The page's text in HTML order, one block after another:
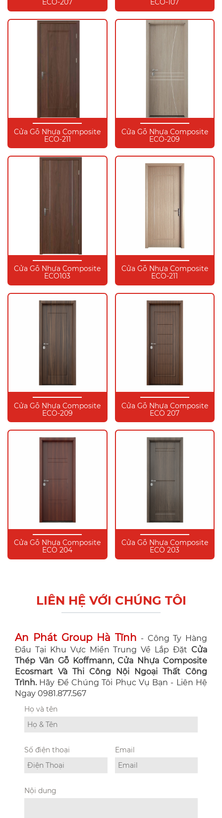
ECO-207 ECO-107
Cửa Gỗ Nhựa Composite
ECO-211
Cửa Gỗ Nhựa Composite
ECO-209
Cửa Gỗ Nhựa Composite
ECO103
Cửa Gỗ Nhựa Composite
ECO-211
Cửa Gỗ Nhựa Composite
ECO-209
Cửa Gỗ Nhựa Composite
ECO 207
Cửa Gỗ Nhựa Composite
ECO 204
Cửa Gỗ Nhựa Composite
ECO 203
LIÊN HỆ VỚI CHÚNG TÔI
An Phát Group Hà Tĩnh - Công Ty Hàng
Đầu Tại Khu Vực Miền Trung Về Lắp Đặt Cửa
Thép Vân Gỗ Koffmann, Cửa Nhựa Composite
Ecosmart Và Thi Công Nội Ngoại Thất Công
Trình. Hãy Để Chúng Tôi Phục Vụ Bạn - Liên Hệ
Ngay 0981.877.567
Họ và tên
Số điện thoại Email
Nội dung